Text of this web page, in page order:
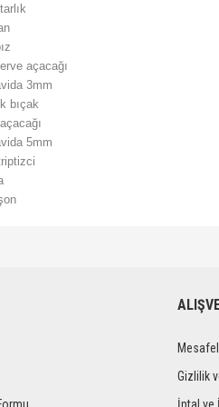
açacağı
3mm
bıçak
5mm
resmi kalitesiz, bozuk veya görüntülenemiyor.
benzer farklı alternatifler olmalı.
Gizlilik